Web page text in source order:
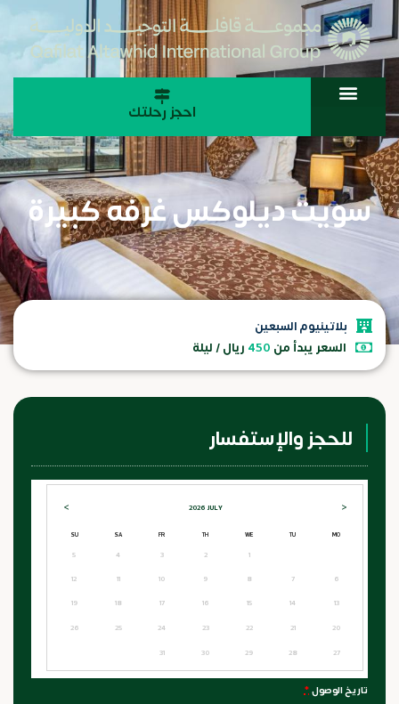
احجز رحلتك
سويت ديلوكس غرفه كبيرة
بلاتينيوم السبعين
السعر يبدأ من 450 ريال / ليلة
للحجز والإستفسار
<
JULY
2026
>
MO
TU
WE
TH
FR
SA
SU
1
2
3
4
5
6
7
8
9
10
11
12
13
14
15
16
17
18
19
20
21
22
23
24
25
26
27
28
29
30
31
تاريخ الوصول*